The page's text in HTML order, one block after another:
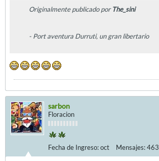
Originalmente publicado porThe_sini
- Port aventura Durruti, un gran libertario
sarbon
Floracion
Fecha de Ingreso:oct Mensajes:463